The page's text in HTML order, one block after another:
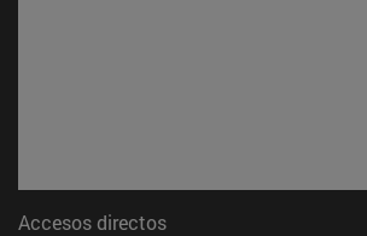
Accesos directos